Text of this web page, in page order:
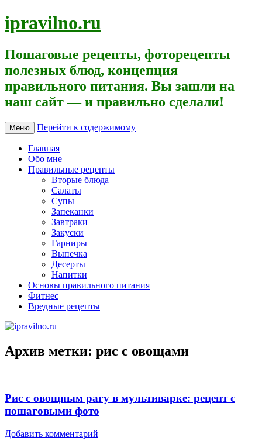
ipravilno.ru
Пошаговые рецепты, фоторецепты
полезных блюд, концепция
правильного питания. Вы зашли на
наш сайт — и правильно сделали!
Меню Перейти к содержимому
Главная
Обо мне
Правильные рецепты
Вторые блюда
Салаты
Супы
Запеканки
Завтраки
Закуски
Гарниры
Выпечка
Десерты
Напитки
Основы правильного питания
Фитнес
Вредные рецепты
Архив метки: рис с овощами
Рис с овощным рагу в мультиварке: рецепт с
пошаговыми фото
Добавить комментарий